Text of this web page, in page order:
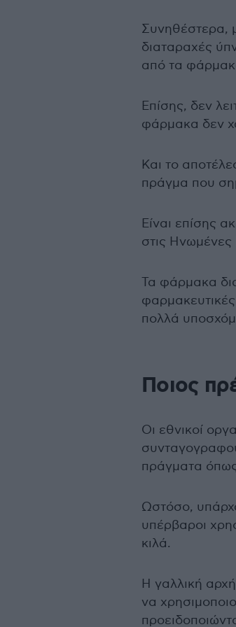
Συνηθέστερα,
διαταραχές
από τα
Επίσης, δεν
φάρμακα δεν
Και το
πράγμα που
Είναι επίσης
στις Ηνωμένες
Τα φάρμακα
πολλά
Ποιος
Οι εθνικοί
πράγματα
Ωστόσο,
υπέρβαροι
κιλά.
Η γαλλική
να